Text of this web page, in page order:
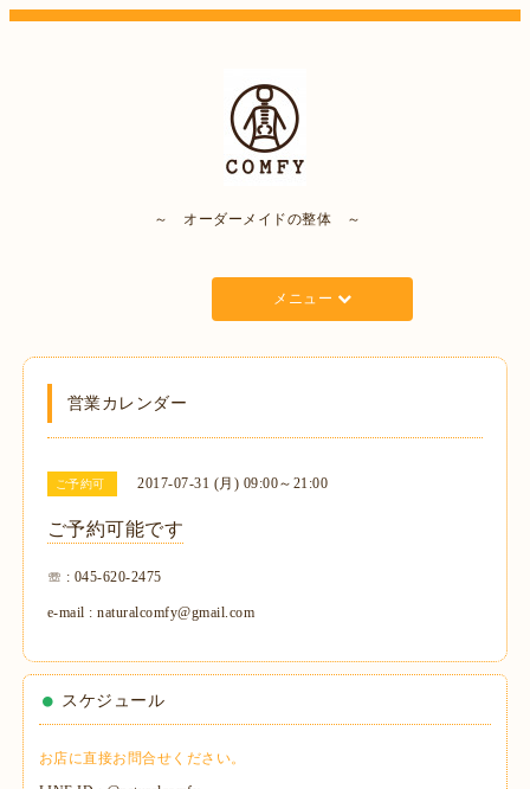
～ オーダーメイドの整体 ～
メニュー
営業カレンダー
ご予約可 2017-07-31 (月) 09:00～21:00
ご予約可能です
☏ : 045-620-2475
e-mail : naturalcomfy@gmail.com
スケジュール
お店に直接お問合せください。